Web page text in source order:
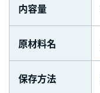
内容量
原材料名
保存方法